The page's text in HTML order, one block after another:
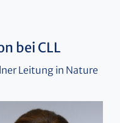
bei CLL
Leitung in Nature